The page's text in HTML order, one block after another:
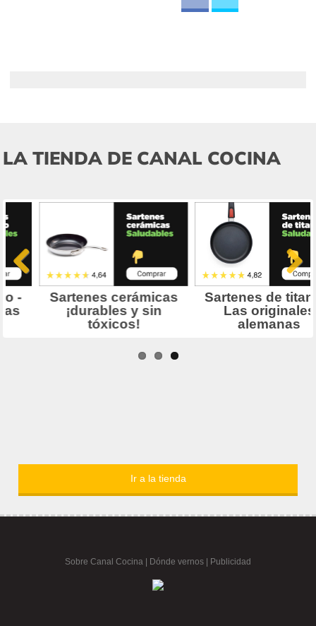
LA TIENDA DE CANAL COCINA
Ir a la tienda
Sobre Canal Cocina Dónde vernos | Publicidad